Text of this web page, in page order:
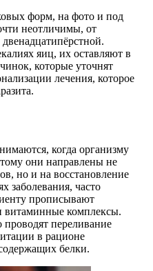
форм, на фото и под
неотличимы, от
яиц, их оставляют в
которые уточнят
лечения, которое
когда организму
они направлены не
но и на восстановление
заболевания, часто
прописывают
витаминные комплексы.
проводят переливание
в рационе
белки.